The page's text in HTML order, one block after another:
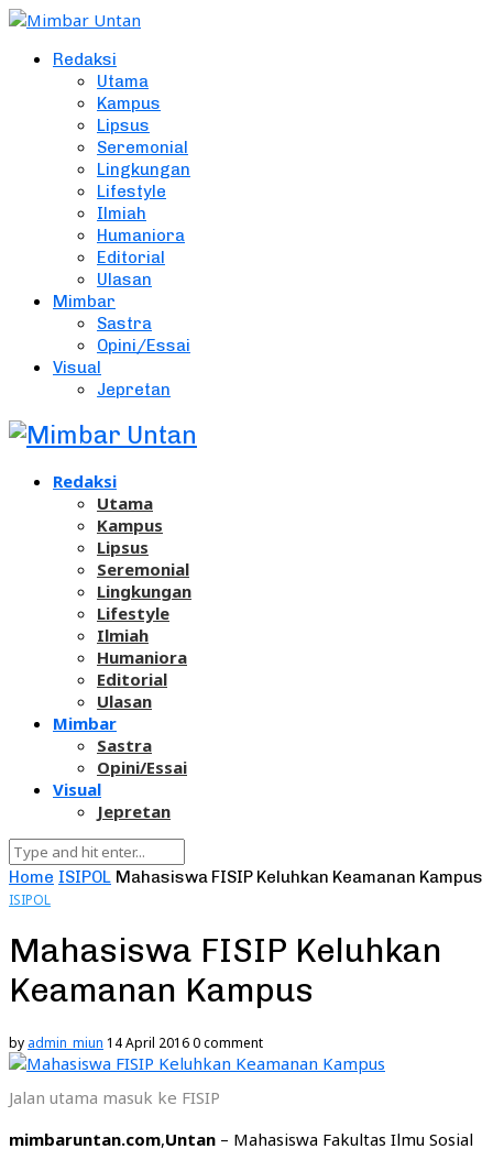
Redaksi
Utama
Kampus
Lipsus
Seremonial
Lingkungan
Lifestyle
Ilmiah
Humaniora
Editorial
Ulasan
Mimbar
Sastra
Opini/Essai
Visual
Jepretan
Redaksi
Utama
Kampus
Lipsus
Seremonial
Lingkungan
Lifestyle
Ilmiah
Humaniora
Editorial
Ulasan
Mimbar
Sastra
Opini/Essai
Visual
Jepretan
Home ISIPOL Mahasiswa FISIP Keluhkan Keamanan Kampus
ISIPOL
Mahasiswa FISIP Keluhkan
Keamanan Kampus
by admin_miun 14 April 20160 comment
Jalan utama masuk ke FISIP
mimbaruntan.com,Untan – Mahasiswa Fakultas Ilmu Sosial